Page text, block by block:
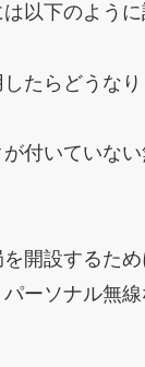
以下のように
たらどうなり
付いていな
開設するた
ーソナル無